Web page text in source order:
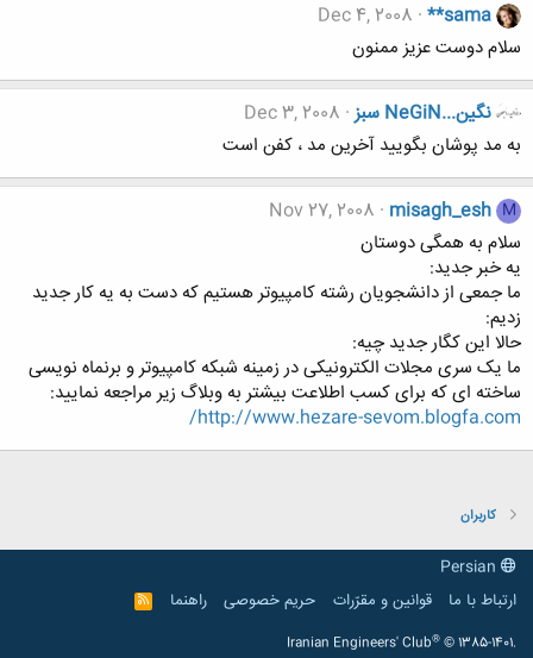
**sama
Dec 4, 2008
سلام دوست عزیز ممنون
نگين...NeGiN سبز
Dec 3, 2008
به مد پوشان بگوييد آخرين مد ، كفن است
M
misagh_esh
Nov 27, 2008
سلام به همگی دوستان
یه خبر جدید:
ما جمعی از دانشجویان رشته کامپیوتر هستیم که دست به یه کار جدید
زدیم:
حالا این کگار جدید چیه:
ما یک سری مجلات الکترونیکی در زمینه شبکه کامپیوتر و برنماه نویسی
ساخته ای که برای کسب اطلاعت بیشتر به وبلاگ زیر مراجعه نمایید:
http://www.hezare-sevom.blogfa.com/
کاربران
ارتباط با ما
قوانین و مقرّرات حریم خصوصی راهنما
R
S
Iranian Engineers' Club® © 1385-1401.